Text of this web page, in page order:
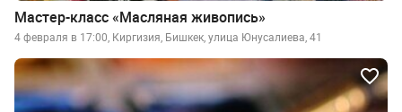
Мастер-класс «Масляная живопись»
4 февраля в 17:00, Киргизия, Бишкек, улица Юнусалиева, 41